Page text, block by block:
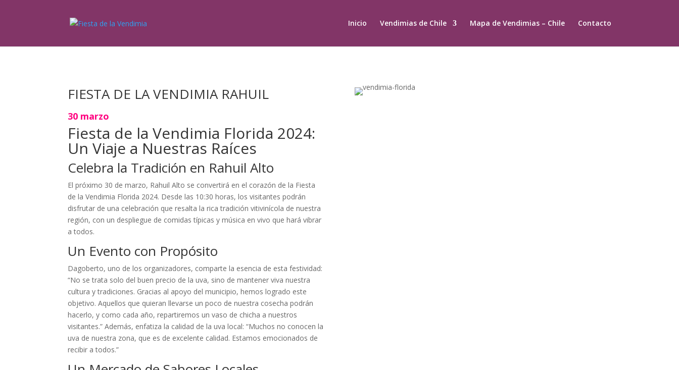
Inicio Vendimias de Chile Mapa de Vendimias – Chile Contacto
FIESTA DE LA VENDIMIA RAHUIL
30 marzo
Fiesta de la Vendimia Florida 2024:
Un Viaje a Nuestras Raíces
Celebra la Tradición en Rahuil Alto
El próximo 30 de marzo, Rahuil Alto se convertirá en el corazón de la Fiesta
de la Vendimia Florida 2024. Desde las 10:30 horas, los visitantes podrán
disfrutar de una celebración que resalta la rica tradición vitivinícola de nuestra
región, con un despliegue de comidas típicas y música en vivo que hará vibrar
a todos.
Un Evento con Propósito
Dagoberto, uno de los organizadores, comparte la esencia de esta festividad:
“No se trata solo del buen precio de la uva, sino de mantener viva nuestra
cultura y tradiciones. Gracias al apoyo del municipio, hemos logrado este
objetivo. Aquellos que quieran llevarse un poco de nuestra cosecha podrán
hacerlo, y como cada año, repartiremos un vaso de chicha a nuestros
visitantes.” Además, enfatiza la calidad de la uva local: “Muchos no conocen la
uva de nuestra zona, que es de excelente calidad. Estamos emocionados de
recibir a todos.”